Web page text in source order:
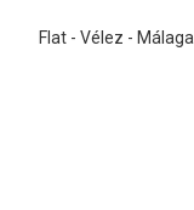
Flat - Vélez -